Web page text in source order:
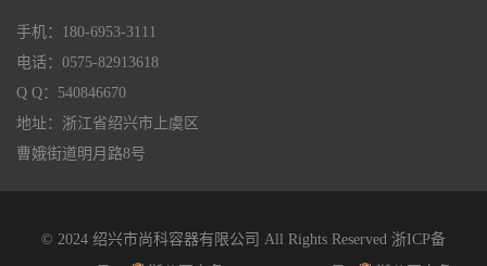
手机：180-6953-3111
电话：0575-82913618
Q Q：540846670
地址：浙江省绍兴市上虞区
曹娥街道明月路8号
© 2024 绍兴市尚科容器有限公司 All Rights Reserved 浙ICP备